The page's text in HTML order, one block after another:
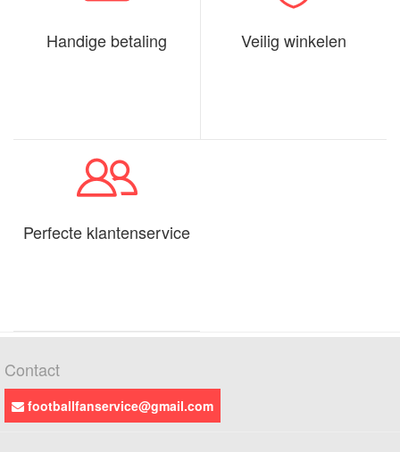
Handige betaling Veilig winkelen
Perfecte klantenservice
Contact
footballfanservice@gmail.com